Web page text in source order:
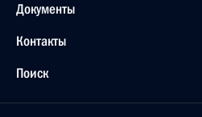
Документы
Контакты
Поиск